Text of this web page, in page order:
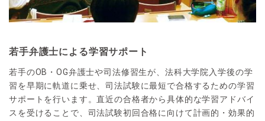
若手弁護士による学習サポート
若手のOB・OG弁護士や司法修習生が、法科大学院入学後の学
習を早期に軌道に乗せ、司法試験に最短で合格するための学習
サポートを行います。直近の合格者から具体的な学習アドバイ
スを受けることで、司法試験初回合格に向けて計画的・効果的